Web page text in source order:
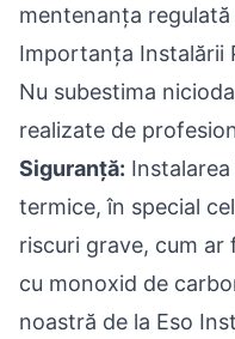
mentenanța
Importanța Instalării
Nu subestima
realizate de
Siguranță:
termice, în special
riscuri grave, cum
cu monoxid de
noastră de la Eso